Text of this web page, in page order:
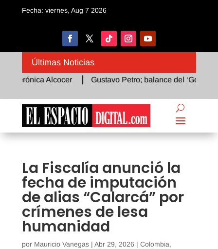
Fecha: viernes, Aug 7 2026
Últimas Noticias
Alcocer Gustavo Petro; balance del ‘Gobierno
La Fiscalía anunció la
fecha de imputación
de alias “Calarcá” por
crímenes de lesa
humanidad
por Mauricio Vanegas| Abr 29, 2026 | Colombia,